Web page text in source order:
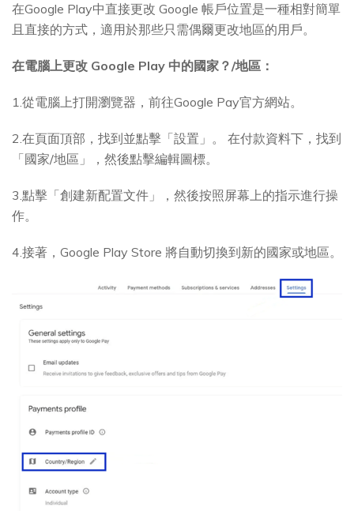
在Google Play中直接更改 Google 帳戶位置是一種相對簡單
且直接的方式，適用於那些只需偶爾更改地區的用戶。
在電腦上更改 Google Play 中的國家？/地區：
1.從電腦上打開瀏覽器，前往Google Pay官方網站。
2.在頁面頂部，找到並點擊「設置」。 在付款資料下，找到
「國家/地區」，然後點擊編輯圖標。
3.點擊「創建新配置文件」，然後按照屏幕上的指示進行操
作。
4.接著，Google Play Store 將自動切換到新的國家或地區。